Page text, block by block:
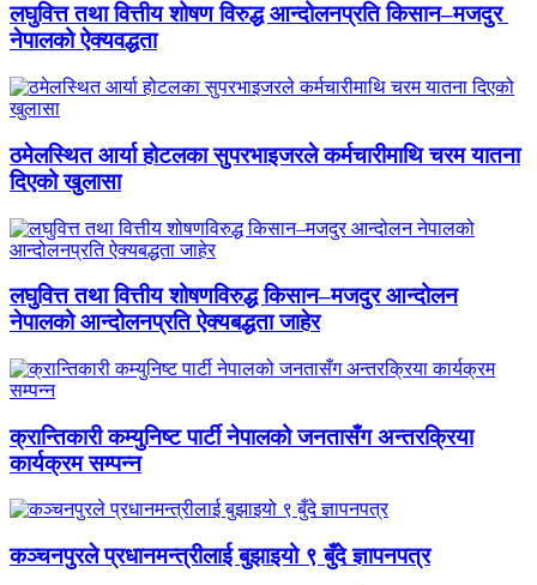
लघुवित्त तथा वित्तीय शोषण विरुद्ध आन्दोलनप्रति किसान–मजदुर
नेपालको ऐक्यवद्धता
ठमेलस्थित आर्या होटलका सुपरभाइजरले कर्मचारीमाथि चरम यातना
दिएको खुलासा
लघुवित्त तथा वित्तीय शोषणविरुद्ध किसान–मजदुर आन्दोलन
नेपालको आन्दोलनप्रति ऐक्यबद्धता जाहेर
क्रान्तिकारी कम्युनिष्ट पार्टी नेपालको जनतासँग अन्तरक्रिया
कार्यक्रम सम्पन्न
कञ्चनपुरले प्रधानमन्त्रीलाई बुझाइयो ९ बुँदे ज्ञापनपत्र